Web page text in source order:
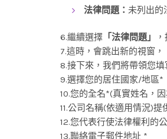
法律問題： 未列出的
6.繼續選擇 「法律問題」
7.這時，會跳出新的視窗，
8.接下來，我們將帶領您
9.選擇您的居住國家/地區*
10.您的全名*(真實姓名，
11.公司名稱(依適用情況)提
12.您代表行使法律權利的
13.聯絡電子郵件地址 *